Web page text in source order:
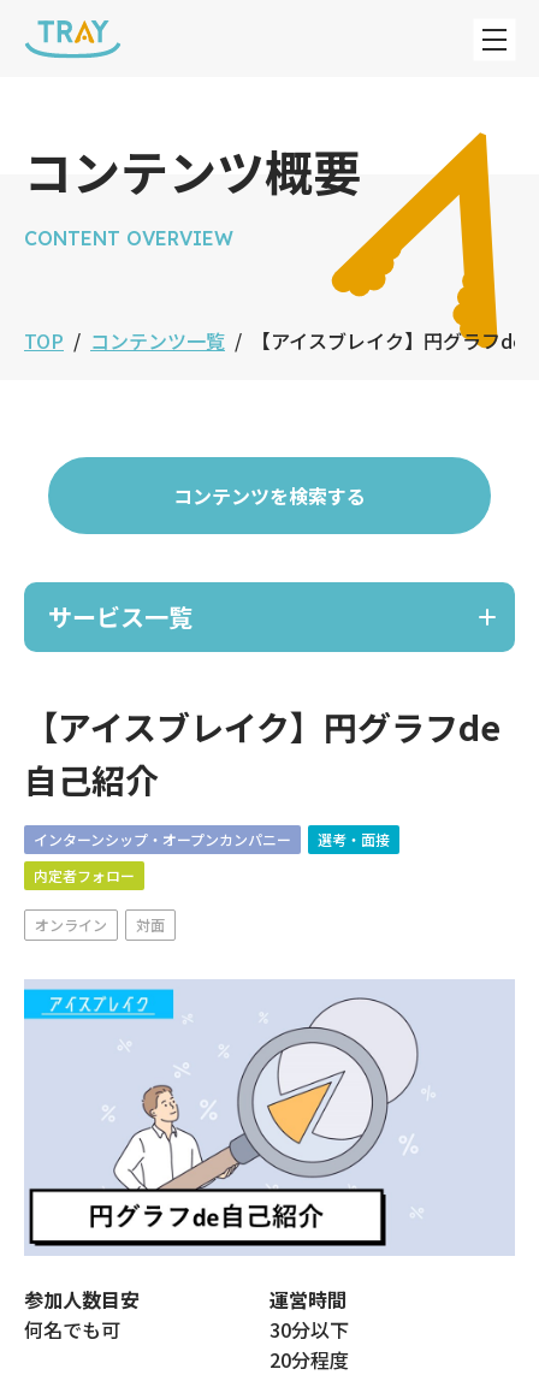
コンテンツ概要
CONTENT OVERVIEW
TOP コンテンツ一覧 【アイスブレイク】円グラフde
コンテンツを検索する
サービス一覧
サービス
ノーコードで採用サイト作成
TRACE
ポーカー採用イベント
麻雀採用イベント
仕事体験ビルダー
スライドカスタマイズ
内定者ひろば
【アイスブレイク】円グラフde
自己紹介
インターンシップ・オープンカンパニー
選考・面接
内定者フォロー
オンライン 対面
参加人数目安
何名でも可
運営時間
30分以下
20分程度